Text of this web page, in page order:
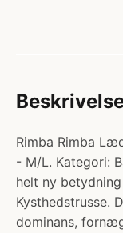
Rimba Rimba
- M/L. Kategori:
helt ny
Kysthedstrusse.
dominans,